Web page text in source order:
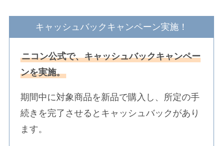
キャッシュバックキャンペーン実施！
ニコン公式で、キャッシュバックキャンペー
ンを実施。
期間中に対象商品を新品で購入し、所定の手
続きを完了させるとキャッシュバックがあり
ます。